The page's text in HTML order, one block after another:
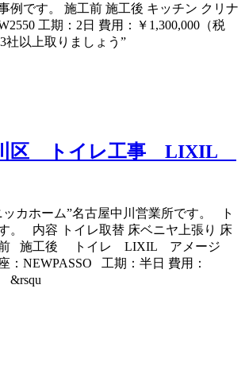
例です。 施工前 施工後 キッチン クリナ
工期：2日 費用：￥1,300,000（税
社以上取りましょう”
川区 トイレ工事 LIXIL
カホーム”名古屋中川営業所です。 ト
。 内容 トイレ取替 床ベニヤ上張り 床
前 施工後 トイレ LIXIL アメージ
NEWPASSO 工期：半日 費用：
&rsqu